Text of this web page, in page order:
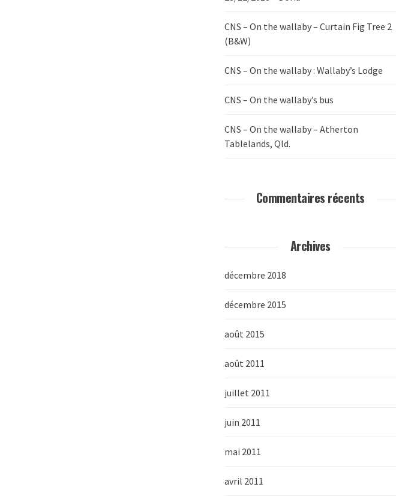
CNS – On the wallaby – Curtain Fig Tree 2
(B&W)
CNS – On the wallaby : Wallaby’s Lodge
CNS – On the wallaby’s bus
CNS – On the wallaby – Atherton
Tablelands, Qld.
Commentaires récents
Archives
décembre 2018
décembre 2015
août 2015
août 2011
juillet 2011
juin 2011
mai 2011
avril 2011